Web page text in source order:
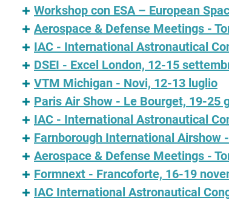
Workshop con ESA – European
Aerospace & Defense Meetings -
IAC - International Astronautical
DSEI - Excel London, 12-15
VTM Michigan - Novi, 12-13 luglio
Paris Air Show - Le Bourget, 19-25
IAC - International Astronautical
Farnborough International Airshow
Aerospace & Defense Meetings -
Formnext - Francoforte, 16-19
IAC International Astronautical